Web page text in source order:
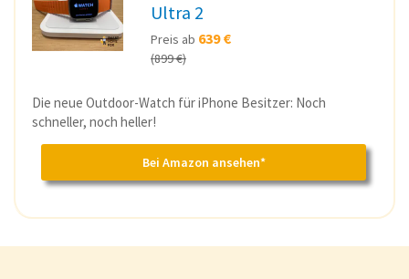
Ultra 2
Preis ab 639 €
(899 €)
Die neue Outdoor-Watch für iPhone Besitzer: Noch
schneller, noch heller!
Bei Amazon ansehen*